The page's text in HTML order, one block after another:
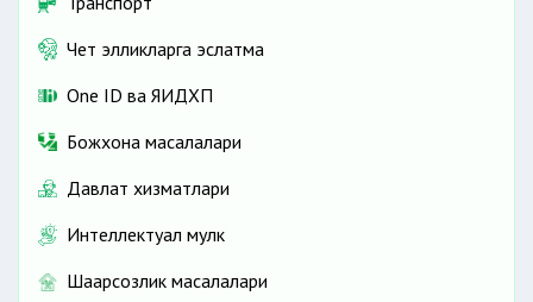
Чет элликларга эслатма
One ID ва ЯИДХП
Божхона масалалари
Давлат хизматлари
Интеллектуал мулк
Шаҳарсозлик масалалари